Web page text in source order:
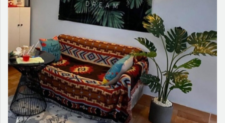
TƯỜNG CÂY GIẢ KHĂN TRẢI BÀN